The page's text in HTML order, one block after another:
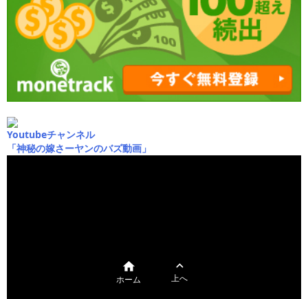
Youtubeチャンネル
「神秘の嫁さーヤンのバズ動画」

ホーム

上へ